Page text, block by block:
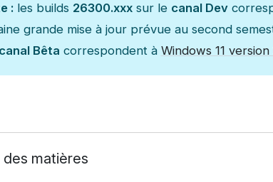
:les builds 26300.xxxsur le canal Dev
grande mise à jour prévue au second
canal Bêta correspondent à Windows 11 version
des matières